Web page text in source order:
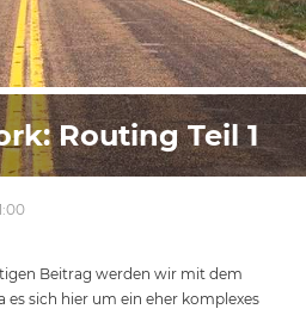
Routing Teil 1
Beitrag werden wir mit dem
es sich hier um ein eher komplexes